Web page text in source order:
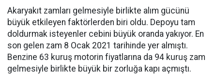
Akaryakıt zamları gelmesiyle birlikte alım gücünü
büyük etkileyen faktörlerden biri oldu. Depoyu tam
doldurmak isteyenler cebini büyük oranda yakıyor. En
son gelen zam 8 Ocak 2021 tarihinde yer almıştı.
Benzine 63 kuruş motorin fiyatlarına da 94 kuruş zam
gelmesiyle birlikte büyük bir zorluğa kapı açmıştı.